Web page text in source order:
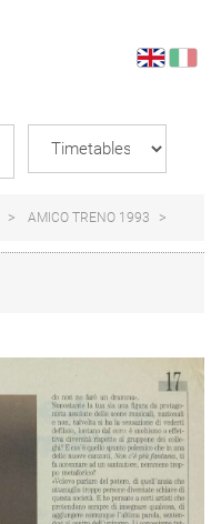
AMICO TRENO 1993